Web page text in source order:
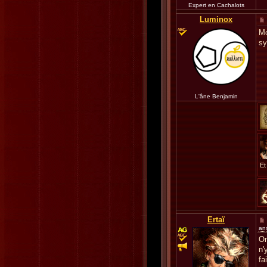
Expert en Cachalots
Luminox
L'âne Benjamin
Ertaï